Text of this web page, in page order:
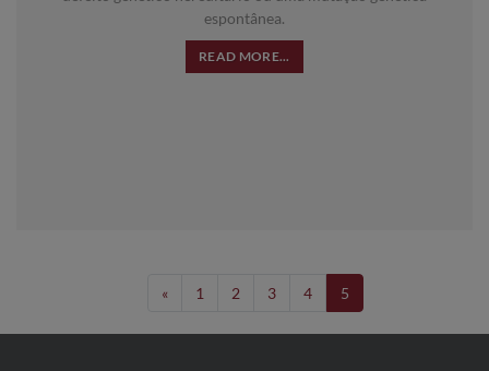
espontânea.
READ MORE...
« 1 2 3 4 5